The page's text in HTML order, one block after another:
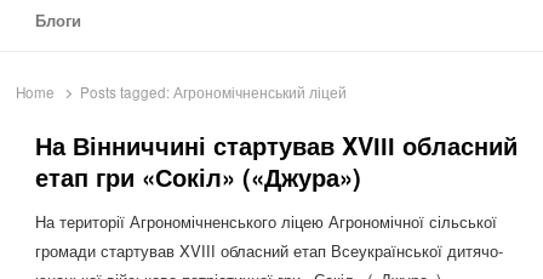
Блоги
Home Posts tagged:Агрономічненський ліцей
На Вінниччині стартував XVІІІ обласний
етап гри «Сокіл» («Джура»)
На території Агрономічненського ліцею Агрономічної сільської
громади стартував XVІІІ обласний етап Всеукраїнської дитячо-